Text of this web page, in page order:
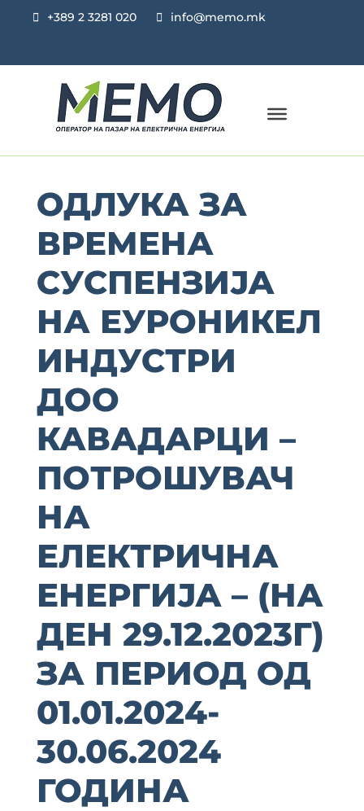
+389 2 3281 020 info@memo.mk
ОДЛУКА ЗА
ВРЕМЕНА
СУСПЕНЗИЈА
НА ЕУРОНИКЕЛ
ИНДУСТРИ
ДОО
КАВАДАРЦИ –
ПОТРОШУВАЧ
НА
ЕЛЕКТРИЧНА
ЕНЕРГИЈА – (НА
ДЕН 29.12.2023Г)
ЗА ПЕРИОД ОД
01.01.2024-
30.06.2024
ГОДИНА